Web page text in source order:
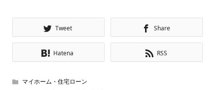
Tweet Share
Hatena RSS
マイホーム・住宅ローン